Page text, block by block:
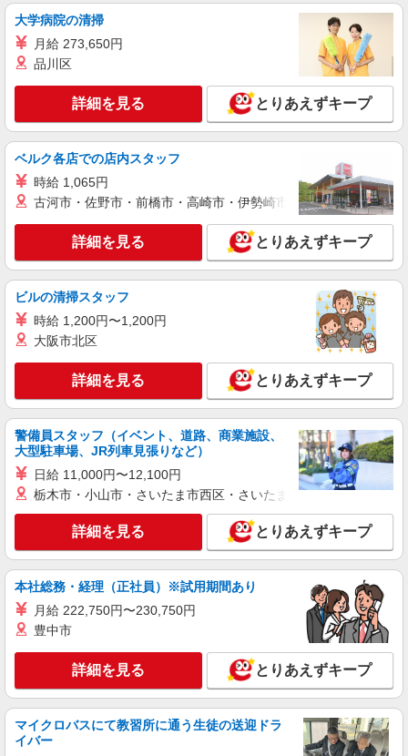
大学病院の清掃
月給 273,650円
品川区
詳細を見る とりあえずキープ
ベルク各店での店内スタッフ
時給 1,065円
古河市・佐野市・前橋市・高崎市・伊勢崎市・太田市・館林市
詳細を見る とりあえずキープ
ビルの清掃スタッフ
時給 1,200円〜1,200円
大阪市北区
詳細を見る とりあえずキープ
警備員スタッフ（イベント、道路、商業施設、
大型駐車場、JR列車見張りなど）
日給 11,000円〜12,100円
栃木市・小山市・さいたま市西区・さいたま市岩槻区・久喜市・
詳細を見る とりあえずキープ
本社総務・経理（正社員）※試用期間あり
月給 222,750円〜230,750円
豊中市
詳細を見る とりあえずキープ
マイクロバスにて教習所に通う生徒の送迎ドラ
イバー